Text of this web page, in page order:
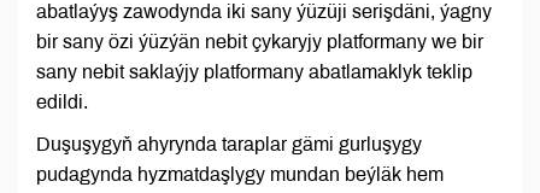
abatlaýyş zawodynda iki sany ýüzüji serişdäni, ýagny
bir sany özi ýüzýän nebit çykaryjy platformany we bir
sany nebit saklaýjy platformany abatlamaklyk teklip
edildi.
Duşuşygyň ahyrynda taraplar gämi gurluşygy
pudagynda hyzmatdaşlygy mundan beýläk hem